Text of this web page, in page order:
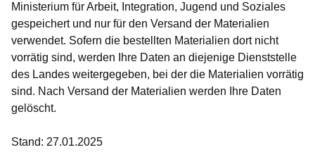
Ministerium für Arbeit, Integration, Jugend und Soziales
gespeichert und nur für den Versand der Materialien
verwendet. Sofern die bestellten Materialien dort nicht
vorrätig sind, werden Ihre Daten an diejenige Dienststelle
des Landes weitergegeben, bei der die Materialien vorrätig
sind. Nach Versand der Materialien werden Ihre Daten
gelöscht.
Stand: 27.01.2025